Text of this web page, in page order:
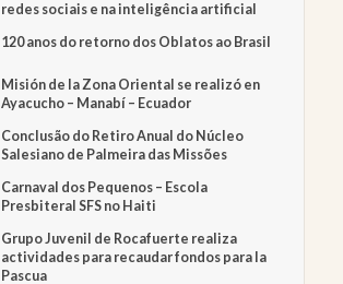
redes sociais e na inteligência artificial
120 anos do retorno dos Oblatos ao Brasil
Misión de la Zona Oriental se realizó en
Ayacucho – Manabí – Ecuador
Conclusão do Retiro Anual do Núcleo
Salesiano de Palmeira das Missões
Carnaval dos Pequenos – Escola
Presbiteral SFS no Haiti
Grupo Juvenil de Rocafuerte realiza
actividades para recaudar fondos para la
Pascua